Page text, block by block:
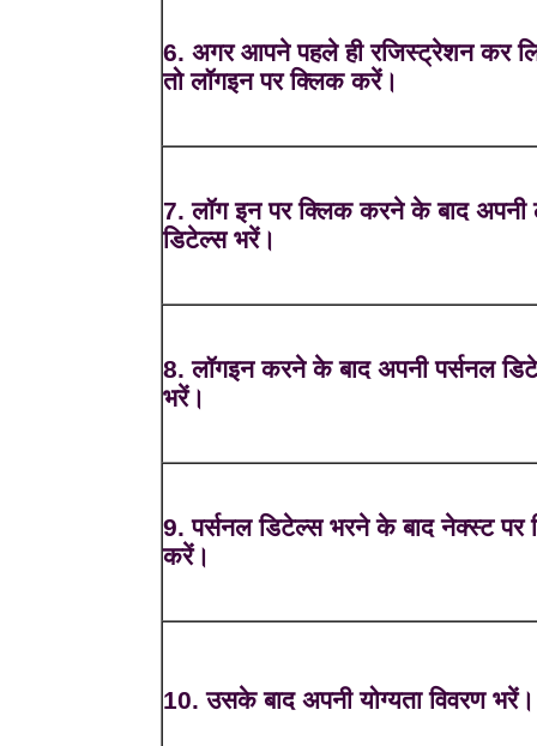
6. अगर आपने पहले ही रजिस्ट्रेशन कर
तो लॉगइन पर क्लिक करें।
7. लॉग इन पर क्लिक करने के बाद अपनी
डिटेल्स भरें।
8. लॉगइन करने के बाद अपनी पर्सनल
भरें।
9. पर्सनल डिटेल्स भरने के बाद नेक्स्ट पर
करें।
10. उसके बाद अपनी योग्यता विवरण भरें।